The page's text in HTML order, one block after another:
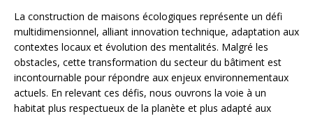
La construction de maisons écologiques représente un défi
multidimensionnel, alliant innovation technique, adaptation aux
contextes locaux et évolution des mentalités. Malgré les
obstacles, cette transformation du secteur du bâtiment est
incontournable pour répondre aux enjeux environnementaux
actuels. En relevant ces défis, nous ouvrons la voie à un
habitat plus respectueux de la planète et plus adapté aux